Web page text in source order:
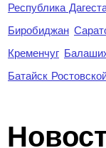
Республика
Биробиджан
Кременчуг
Батайск